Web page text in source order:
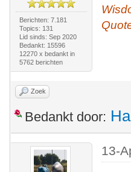
Berichten: 7.181
Topics: 131
Lid sinds: Sep 2020
Bedankt: 15596
12270 x bedankt in
5762 berichten
Zoek
Bedankt door:
13-